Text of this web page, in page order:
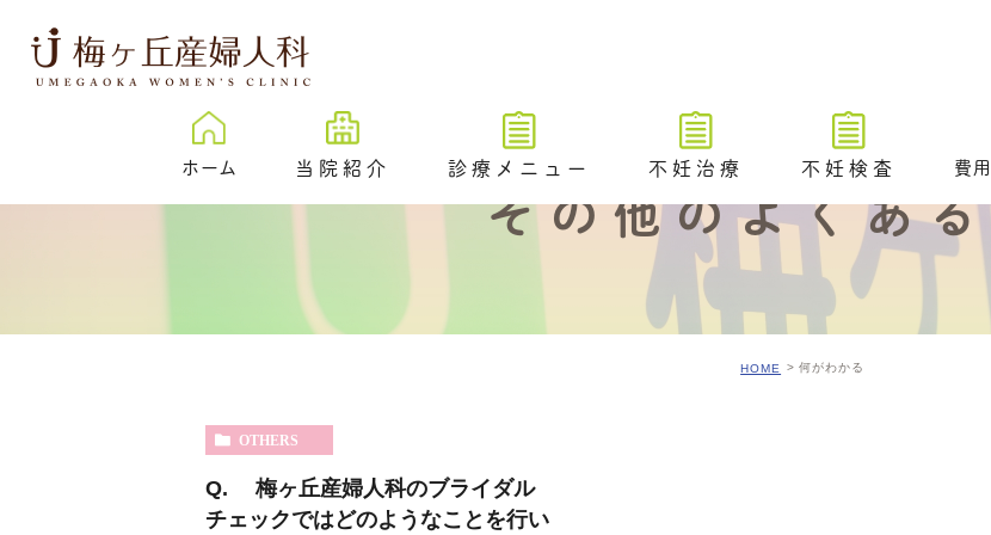
ホーム 当院紹介 診療メニュー
SR）
不妊治療
不妊治療トップ
不妊治療の解説動画
タイミング法
排卵障害に対する薬物療法
不妊検査
不妊検査トップ
排卵や卵巣状態を調べる検査
卵管が通っているかを調べる
費
その他のよくあ
HOME 何がわかる
OTHERS
Q. 梅ヶ丘産婦人科のブライダル
チェックではどのようなことを行い